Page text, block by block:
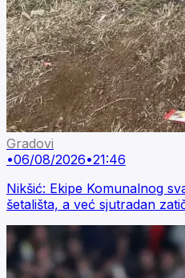
Gradovi
•06/08/2026•21:46
Nikšić: Ekipe Komunalnog
šetališta, a već sjutradan